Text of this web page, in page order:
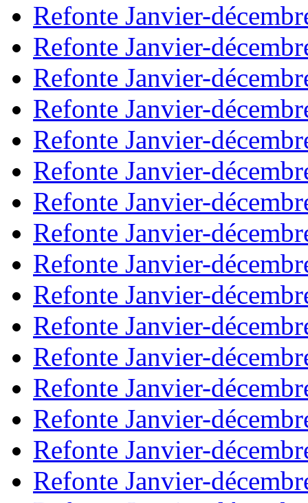
Refonte Janvier-
Refonte Janvier-
Refonte Janvier-
Refonte Janvier-
Refonte Janvier-
Refonte Janvier-
Refonte Janvier-
Refonte Janvier-
Refonte Janvier-
Refonte Janvier-
Refonte Janvier-
Refonte Janvier-
Refonte Janvier-
Refonte Janvier-
Refonte Janvier-
Refonte Janvier-